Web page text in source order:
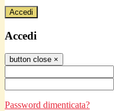
Accedi
Accedi
button close ×
Password dimenticata?